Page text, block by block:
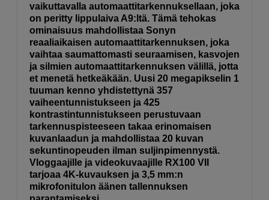
vaikuttavalla automaattitarkennuksellaan, joka
on peritty lippulaiva A9:ltä. Tämä tehokas
ominaisuus mahdollistaa Sonyn
reaaliaikaisen automaattitarkennuksen, joka
vaihtaa saumattomasti seuraamisen, kasvojen
ja silmien automaattitarkennuksen välillä, jotta
et menetä hetkeäkään. Uusi 20 megapikselin 1
tuuman kenno yhdistettynä 357
vaiheentunnistukseen ja 425
kontrastintunnistukseen perustuvaan
tarkennuspisteeseen takaa erinomaisen
kuvanlaadun ja mahdollistaa 20 kuvan
sekuntinopeuden ilman suljinpimennystä.
Vloggaajille ja videokuvaajille RX100 VII
tarjoaa 4K-kuvauksen ja 3,5 mm:n
mikrofonitulon äänen tallennuksen